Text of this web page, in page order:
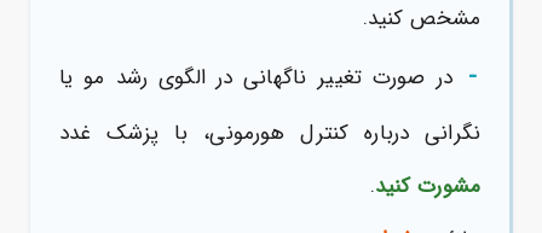
مشخص کنید.
- در صورت تغییر ناگهانی در الگوی رشد مو یا
نگرانی درباره کنترل هورمونی، با پزشک غدد
مشورت کنید.